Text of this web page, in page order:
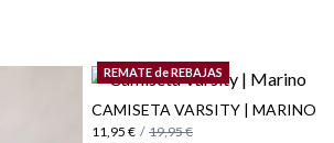
REMATE de REBAJAS
CAMISETA VARSITY | MARINO
11,95 € / 19,95 €